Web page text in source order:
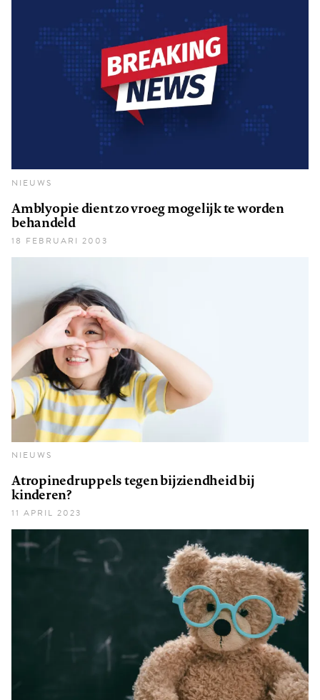
NIEUWS
Amblyopie dient zo vroeg mogelijk te worden
behandeld
18 FEBRUARI 2003
NIEUWS
Atropinedruppels tegen bijziendheid bij
kinderen?
11 APRIL 2023